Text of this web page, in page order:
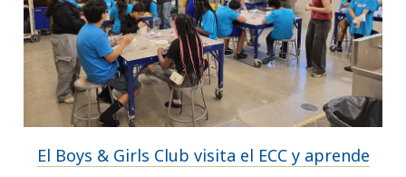
El Boys & Girls Club visita el ECC y aprende